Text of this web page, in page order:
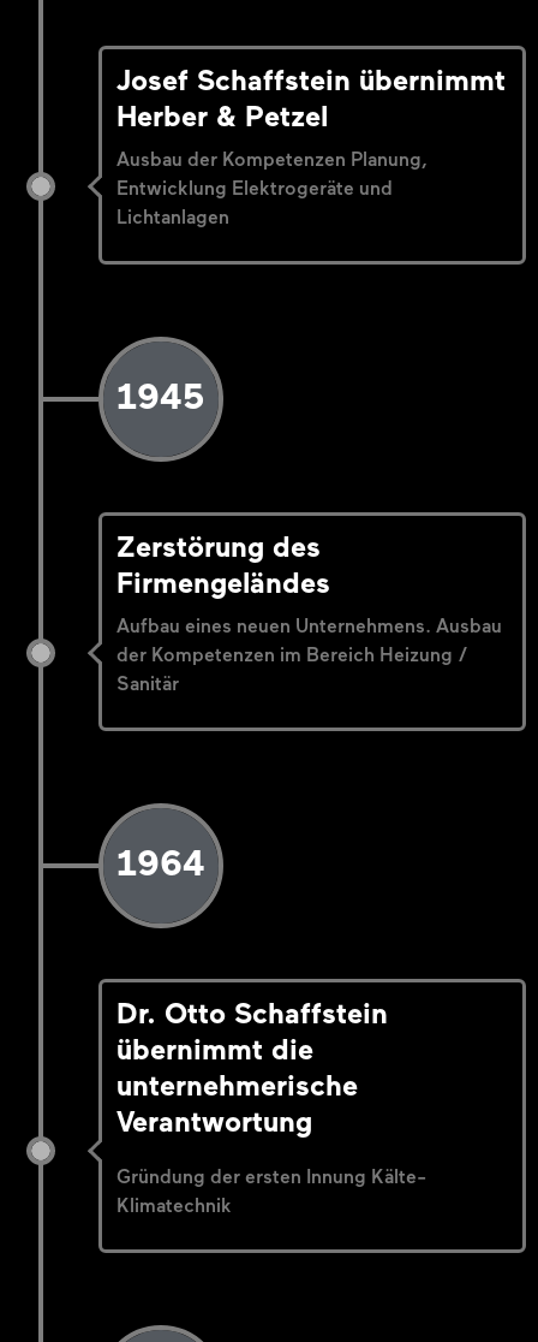
Josef Schaffstein übernimmt
Herber & Petzel
Ausbau der Kompetenzen Planung,
Entwicklung Elektrogeräte und
Lichtanlagen
1945
Zerstörung des
Firmengeländes
Aufbau eines neuen Unternehmens. Ausbau
der Kompetenzen im Bereich Heizung /
Sanitär
1964
Dr. Otto Schaffstein
übernimmt die
unternehmerische
Verantwortung
Gründung der ersten Innung Kälte-
Klimatechnik